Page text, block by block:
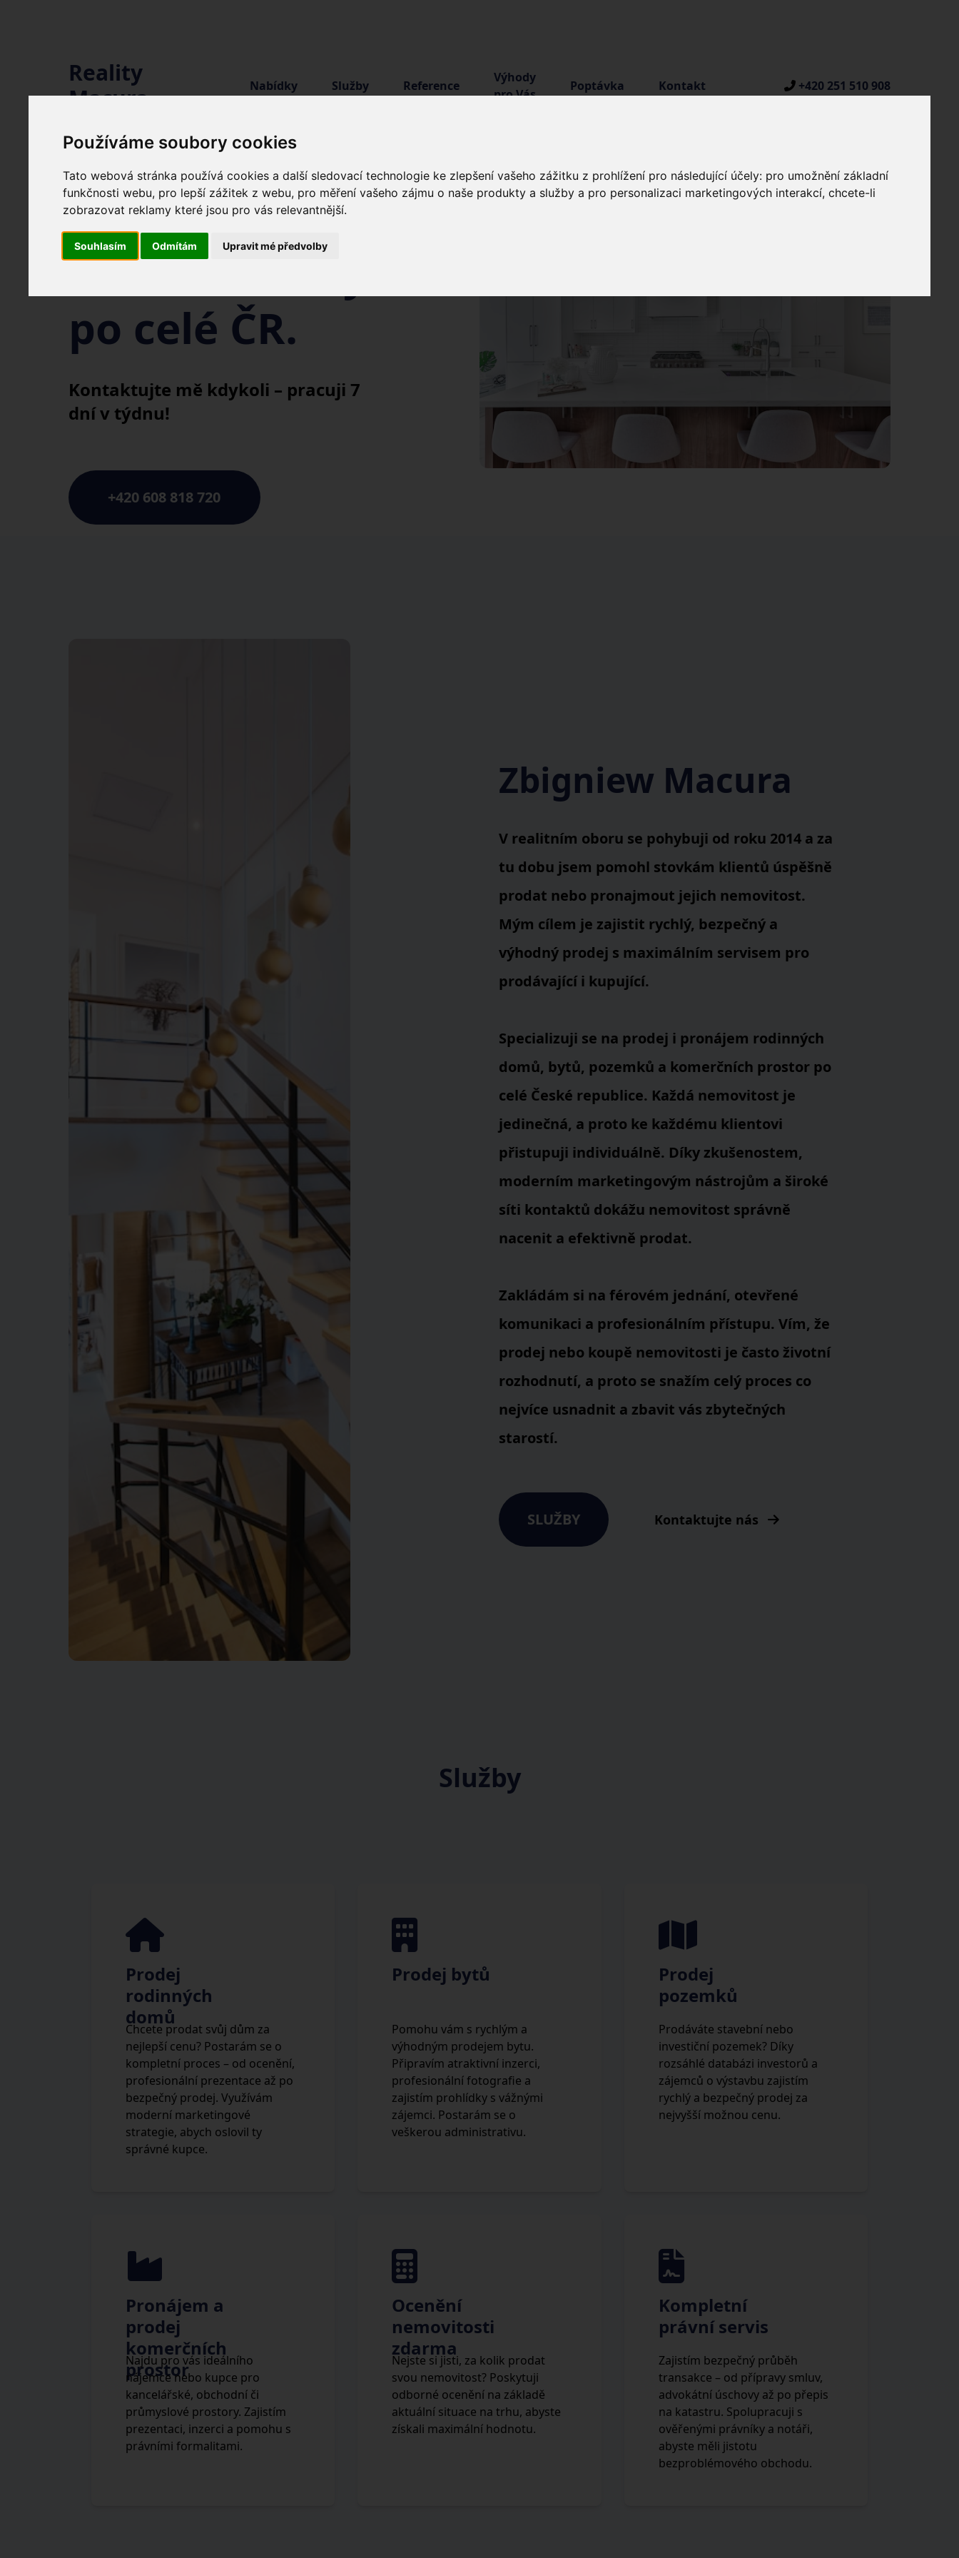
Používáme soubory cookies
Tato webová stránka používá cookies a další sledovací technologie ke zlepšení vašeho zážitku z prohlížení pro následující účely: pro umožnění základní
funkčnosti webu, pro lepší zážitek z webu, pro měření vašeho zájmu o naše produkty a služby a pro personalizaci marketingových interakcí,chcete-li
zobrazovat reklamy které jsou pro vás relevantnější.
Souhlasím Odmítám Upravit mé předvolby
Reality
Macura
Nabídky Služby Reference
Výhody
pro Vás
Poptávka Kontakt +420 251 510 908
Profesionální
realitní služby
po celé ČR.
Kontaktujte mě kdykoli – pracuji 7
dní v týdnu!
+420 608 818 720
Zbigniew Macura
V realitním oboru se pohybuji od roku 2014 a za
tu dobu jsem pomohl stovkám klientů úspěšně
prodat nebo pronajmout jejich nemovitost.
Mým cílem je zajistit rychlý, bezpečný a
výhodný prodej s maximálním servisem pro
prodávající i kupující.
Specializuji se na prodej i pronájem rodinných
domů, bytů, pozemků a komerčních prostor po
celé České republice. Každá nemovitost je
jedinečná, a proto ke každému klientovi
přistupuji individuálně. Díky zkušenostem,
moderním marketingovým nástrojům a široké
síti kontaktů dokážu nemovitost správně
nacenit a efektivně prodat.
Zakládám si na férovém jednání, otevřené
komunikaci a profesionálním přístupu. Vím, že
prodej nebo koupě nemovitosti je často životní
rozhodnutí, a proto se snažím celý proces co
nejvíce usnadnit a zbavit vás zbytečných
starostí.
SLUŽBY Kontaktujte nás
Služby
Prodej
rodinných
domů
Chcete prodat svůj dům za
nejlepší cenu? Postarám se o
kompletní proces – od ocenění,
profesionální prezentace až po
bezpečný prodej. Využívám
moderní marketingové
strategie, abych oslovil ty
správné kupce.
Prodej bytů
Pomohu vám s rychlým a
výhodným prodejem bytu.
Připravím atraktivní inzerci,
profesionální fotografie a
zajistím prohlídky s vážnými
zájemci. Postarám se o
veškerou administrativu.
Prodej
pozemků
Prodáváte stavební nebo
investiční pozemek? Díky
rozsáhlé databázi investorů a
zájemců o výstavbu zajistím
rychlý a bezpečný prodej za
nejvyšší možnou cenu.
Pronájem a
prodej
komerčních
prostor
Najdu pro vás ideálního
nájemce nebo kupce pro
kancelářské, obchodní či
průmyslové prostory. Zajistím
prezentaci, inzerci a pomohu s
právními formalitami.
Ocenění
nemovitosti
zdarma
Nejste si jisti, za kolik prodat
svou nemovitost? Poskytuji
odborné ocenění na základě
aktuální situace na trhu, abyste
získali maximální hodnotu.
Kompletní
právní servis
Zajistím bezpečný průběh
transakce – od přípravy smluv,
advokátní úschovy až po přepis
na katastru. Spolupracuji s
ověřenými právníky a notáři,
abyste měli jistotu
bezproblémového obchodu.